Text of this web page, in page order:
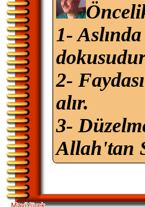
1-
2-
alır.
3-
Allah'tan